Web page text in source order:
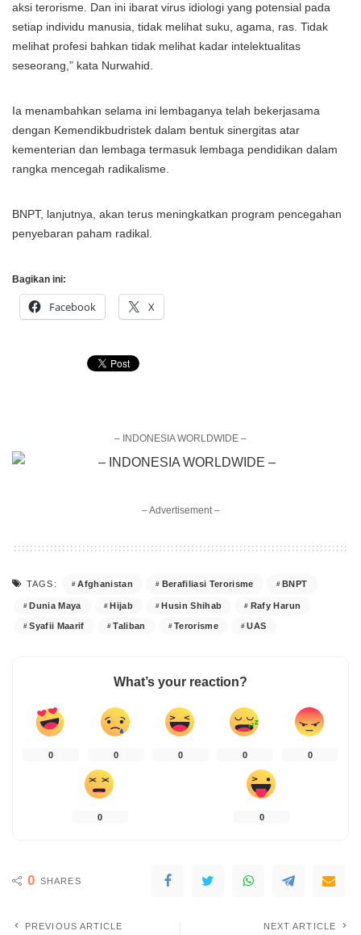
aksi terorisme. Dan ini ibarat virus idiologi yang potensial pada
setiap individu manusia, tidak melihat suku, agama, ras. Tidak
melihat profesi bahkan tidak melihat kadar intelektualitas
seseorang,” kata Nurwahid.
Ia menambahkan selama ini lembaganya telah bekerjasama
dengan Kemendikbudristek dalam bentuk sinergitas atar
kementerian dan lembaga termasuk lembaga pendidikan dalam
rangka mencegah radikalisme.
BNPT, lanjutnya, akan terus meningkatkan program pencegahan
penyebaran paham radikal.
Bagikan ini:
Facebook X
– INDONESIA WORLDWIDE –
– Advertisement –
TAGS: Afghanistan Berafiliasi Terorisme BNPT
Dunia Maya Hijab Husin Shihab Rafy Harun
Syafii Maarif Taliban Terorisme UAS
What’s your reaction?
0 0 0 0 0
0 0
0 SHARES
PREVIOUS ARTICLE NEXT ARTICLE